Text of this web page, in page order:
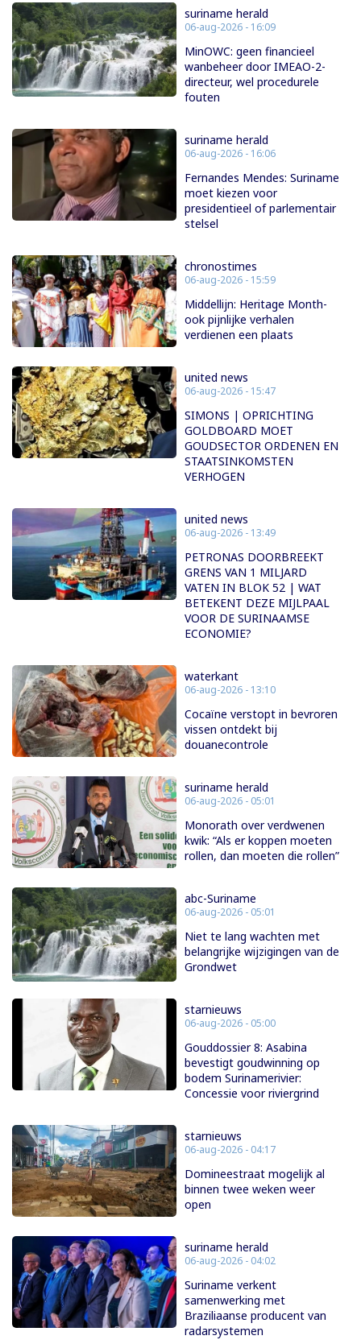
suriname herald
06-aug-2026 - 16:09
MinOWC: geen financieel
wanbeheer door IMEAO-2-
directeur, wel procedurele
fouten
suriname herald
06-aug-2026 - 16:06
Fernandes Mendes: Suriname
moet kiezen voor
presidentieel of parlementair
stelsel
chronostimes
06-aug-2026 - 15:59
Middellijn: Heritage Month-
ook pijnlijke verhalen
verdienen een plaats
united news
06-aug-2026 - 15:47
SIMONS | OPRICHTING
GOLDBOARD MOET
GOUDSECTOR ORDENEN EN
STAATSINKOMSTEN
VERHOGEN
united news
06-aug-2026 - 13:49
PETRONAS DOORBREEKT
GRENS VAN 1 MILJARD
VATEN IN BLOK 52 | WAT
BETEKENT DEZE MIJLPAAL
VOOR DE SURINAAMSE
ECONOMIE?
waterkant
06-aug-2026 - 13:10
Cocaïne verstopt in bevroren
vissen ontdekt bij
douanecontrole
suriname herald
06-aug-2026 - 05:01
Monorath over verdwenen
kwik: “Als er koppen moeten
rollen, dan moeten die rollen”
abc-Suriname
06-aug-2026 - 05:01
Niet te lang wachten met
belangrijke wijzigingen van de
Grondwet
starnieuws
06-aug-2026 - 05:00
Gouddossier 8: Asabina
bevestigt goudwinning op
bodem Surinamerivier:
Concessie voor riviergrind
starnieuws
06-aug-2026 - 04:17
Domineestraat mogelijk al
binnen twee weken weer
open
suriname herald
06-aug-2026 - 04:02
Suriname verkent
samenwerking met
Braziliaanse producent van
radarsystemen